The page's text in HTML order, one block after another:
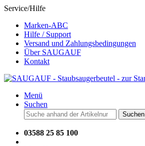
Service/Hilfe
Marken-ABC
Hilfe / Support
Versand und Zahlungsbedingungen
Über SAUGAUF
Kontakt
Menü
Suchen
Suchen
03588 25 85 100